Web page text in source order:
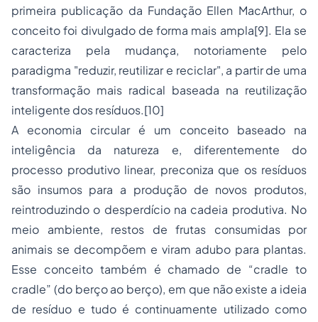
primeira publicação da Fundação Ellen MacArthur, o
conceito foi divulgado de forma mais ampla[9]. Ela se
caracteriza pela mudança, notoriamente pelo
paradigma "reduzir, reutilizar e reciclar", a partir de uma
transformação mais radical baseada na reutilização
inteligente dos resíduos.[10]
A economia circular é um conceito baseado na
inteligência da natureza e, diferentemente do
processo produtivo linear, preconiza que os resíduos
são insumos para a produção de novos produtos,
reintroduzindo o desperdício na cadeia produtiva. No
meio ambiente, restos de frutas consumidas por
animais se decompõem e viram adubo para plantas.
Esse conceito também é chamado de “cradle to
cradle” (do berço ao berço), em que não existe a ideia
de resíduo e tudo é continuamente utilizado como